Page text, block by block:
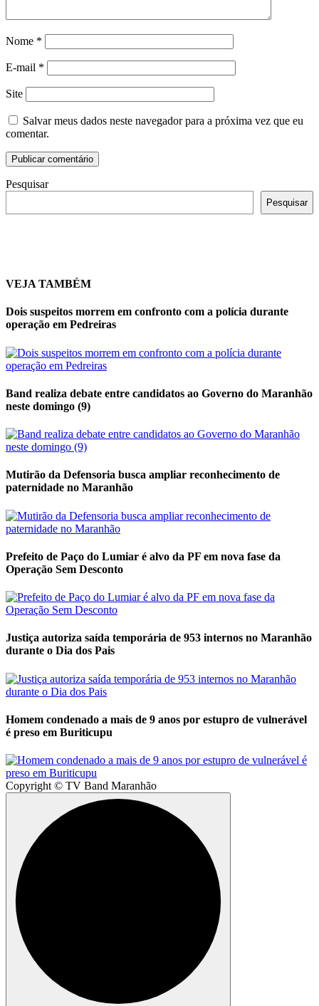
Nome *
E-mail *
Site
Salvar meus dados neste navegador para a próxima vez que eu
comentar.
Pesquisar
Pesquisar
VEJA TAMBÉM
Dois suspeitos morrem em confronto com a polícia durante
operação em Pedreiras
Band realiza debate entre candidatos ao Governo do Maranhão
neste domingo (9)
Mutirão da Defensoria busca ampliar reconhecimento de
paternidade no Maranhão
Prefeito de Paço do Lumiar é alvo da PF em nova fase da
Operação Sem Desconto
Justiça autoriza saída temporária de 953 internos no Maranhão
durante o Dia dos Pais
Homem condenado a mais de 9 anos por estupro de vulnerável
é preso em Buriticupu
Copyright © TV Band Maranhão